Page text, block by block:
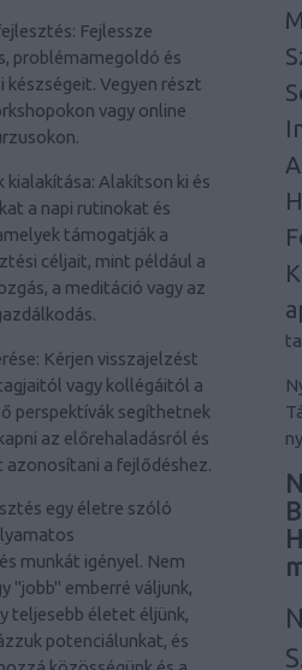
Fejlessze
problémamegoldó és
Vegyen részt
vagy online
kialakítása: Alakítson ki és
a napi rutinokat és
támogatják a
céljait, mint például a
a meditáció vagy az
Kérjen visszajelzést
vagy kollégáitól a
perspektívák segíthetnek
az előrehaladásról és
a fejlődéshez.
egy életre szóló
munkát igényel. Nem
"jobb" emberré váljunk,
teljesebb életet éljünk,
potenciálunkat, és